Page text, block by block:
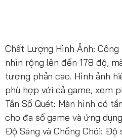
Chất Lượng Hình Ảnh:
nhìn rộng lên đến 178 độ,
tương phản cao. Hình ảnh
phù hợp với cả game, xem
Tần Số Quét: Màn hình có
cho đa số game và ứng
Độ Sáng và Chống Chói: